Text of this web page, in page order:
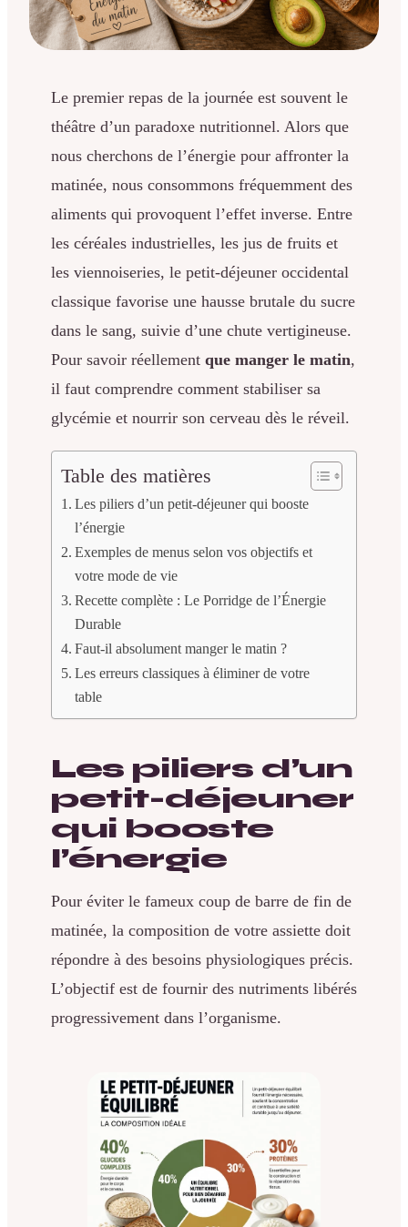
Le premier repas de la journée est souvent le
théâtre d’un paradoxe nutritionnel. Alors que
nous cherchons de l’énergie pour affronter la
matinée, nous consommons fréquemment des
aliments qui provoquent l’effet inverse. Entre
les céréales industrielles, les jus de fruits et
les viennoiseries, le petit-déjeuner occidental
classique favorise une hausse brutale du sucre
dans le sang, suivie d’une chute vertigineuse.
Pour savoir réellement que manger le matin,
il faut comprendre comment stabiliser sa
glycémie et nourrir son cerveau dès le réveil.
Table des matières
Les piliers d’un petit-déjeuner qui booste
l’énergie
Exemples de menus selon vos objectifs et
votre mode de vie
Recette complète : Le Porridge de l’Énergie
Durable
Faut-il absolument manger le matin ?
Les erreurs classiques à éliminer de votre
table
Les piliers d’un
petit-déjeuner
qui booste
l’énergie
Pour éviter le fameux coup de barre de fin de
matinée, la composition de votre assiette doit
répondre à des besoins physiologiques précis.
L’objectif est de fournir des nutriments libérés
progressivement dans l’organisme.